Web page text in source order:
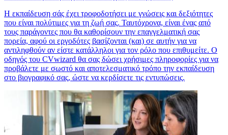
Η εκπαίδευση σάς έχει τροφοδοτήσει με γνώσεις και δεξιότητες
που είναι πολύτιμες για τη ζωή σας. Ταυτόχρονα, είναι ένας από
τους παράγοντες που θα καθορίσουν την επαγγελματική σας
πορεία, αφού οι εργοδότες βασίζονται (και) σε αυτήν για να
αντιληφθούν αν είστε κατάλληλοι για τον ρόλο που επιθυμείτε. Ο
οδηγός του CVwizard θα σας δώσει χρήσιμες πληροφορίες για να
προβάλετε με σωστό και αποτελεσματικό τρόπο την εκπαίδευση
στο βιογραφικό σας, ώστε να κερδίσετε τις εντυπώσεις.